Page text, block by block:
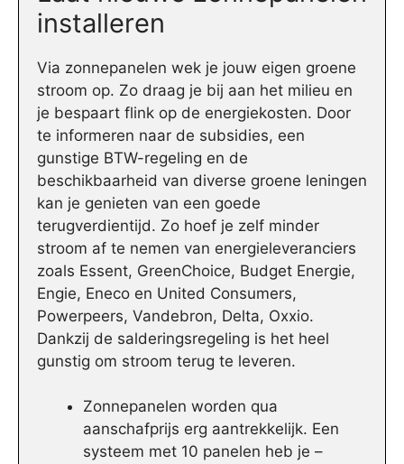
installeren
Via zonnepanelen wek je jouw eigen groene
stroom op. Zo draag je bij aan het milieu en
je bespaart flink op de energiekosten. Door
te informeren naar de subsidies, een
gunstige BTW-regeling en de
beschikbaarheid van diverse groene leningen
kan je genieten van een goede
terugverdientijd. Zo hoef je zelf minder
stroom af te nemen van energieleveranciers
zoals Essent, GreenChoice, Budget Energie,
Engie, Eneco en United Consumers,
Powerpeers, Vandebron, Delta, Oxxio.
Dankzij de salderingsregeling is het heel
gunstig om stroom terug te leveren.
Zonnepanelen worden qua
aanschafprijs erg aantrekkelijk. Een
systeem met 10 panelen heb je –